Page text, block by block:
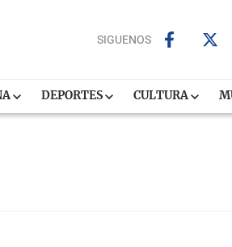
SIGUENOS
DEPORTES CULTURA